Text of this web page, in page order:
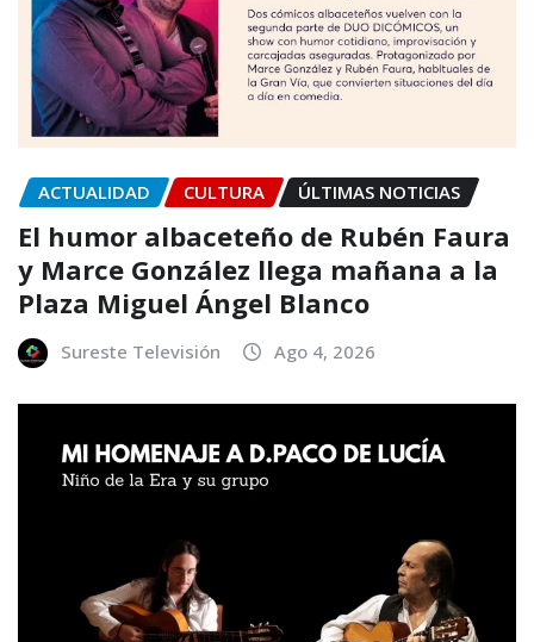
ACTUALIDAD CULTURA ÚLTIMAS NOTICIAS
El humor albaceteño de Rubén Faura
y Marce González llega mañana a la
Plaza Miguel Ángel Blanco
Sureste Televisión Ago 4, 2026